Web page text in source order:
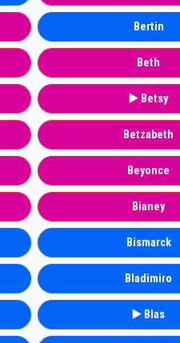
Bertin
Beth
▶️ Betsy
Betzabeth
Beyonce
Bianey
Bismarck
Bladimiro
▶️ Blas